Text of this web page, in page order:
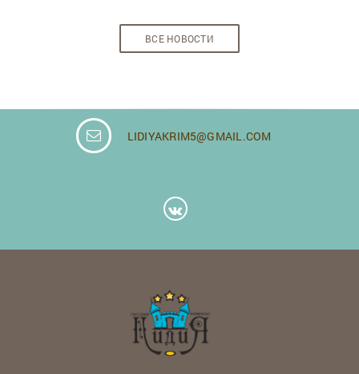
ВСЕ НОВОСТИ
LIDIYAKRIM5@GMAIL.COM